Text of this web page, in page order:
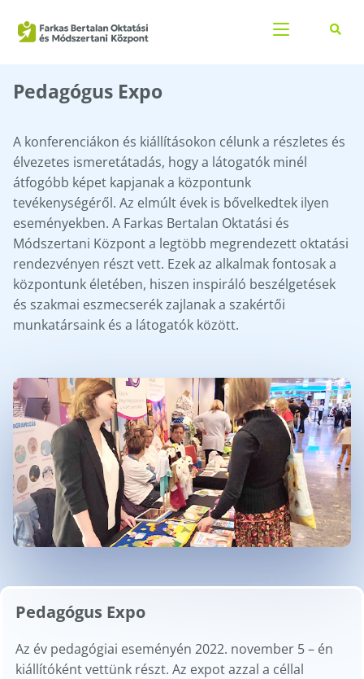
Pedagógus Expo
A konferenciákon és kiállításokon célunk a részletes és
élvezetes ismeretátadás, hogy a látogatók minél
átfogóbb képet kapjanak a központunk
tevékenységéről. Az elmúlt évek is bővelkedtek ilyen
eseményekben. A Farkas Bertalan Oktatási és
Módszertani Központ a legtöbb megrendezett oktatási
rendezvényen részt vett. Ezek az alkalmak fontosak a
központunk életében, hiszen inspiráló beszélgetések
és szakmai eszmecserék zajlanak a szakértői
munkatársaink és a látogatók között.
Pedagógus Expo
Az év pedagógiai eseményén 2022. november 5 – én
kiállítóként vettünk részt. Az expot azzal a céllal